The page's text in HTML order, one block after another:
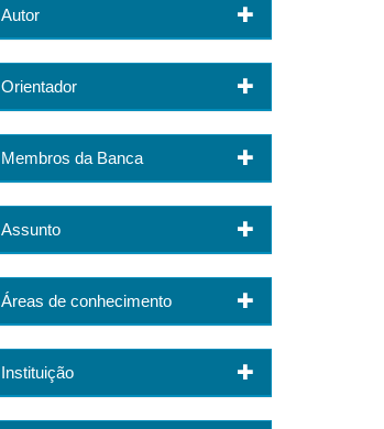
Autor
Orientador
Membros da Banca
Assunto
Áreas de conhecimento
Instituição